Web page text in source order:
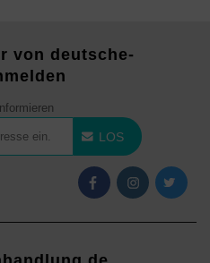
von deutsche-
LOS